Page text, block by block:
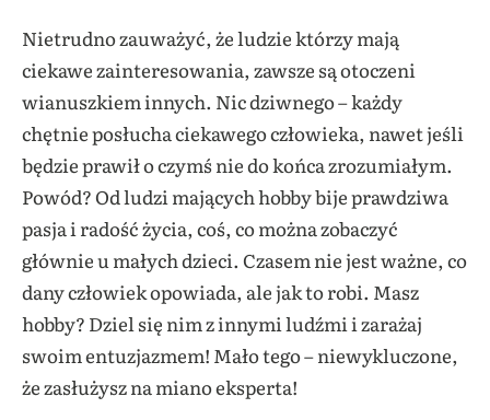
Nietrudno zauważyć, że ludzie którzy mają
ciekawe zainteresowania, zawsze są otoczeni
wianuszkiem innych. Nic dziwnego – każdy
chętnie posłucha ciekawego człowieka, nawet jeśli
będzie prawił o czymś nie do końca zrozumiałym.
Powód? Od ludzi mających hobby bije prawdziwa
pasja i radość życia, coś, co można zobaczyć
głównie u małych dzieci. Czasem nie jest ważne, co
dany człowiek opowiada, ale jak to robi. Masz
hobby? Dziel się nim z innymi ludźmi i zarażaj
swoim entuzjazmem! Mało tego – niewykluczone,
że zasłużysz na miano eksperta!